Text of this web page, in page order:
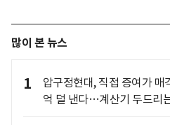
많이 본 뉴스
1
압구정현대, 직접 증여가 매
억 덜 낸다…계산기 두드리